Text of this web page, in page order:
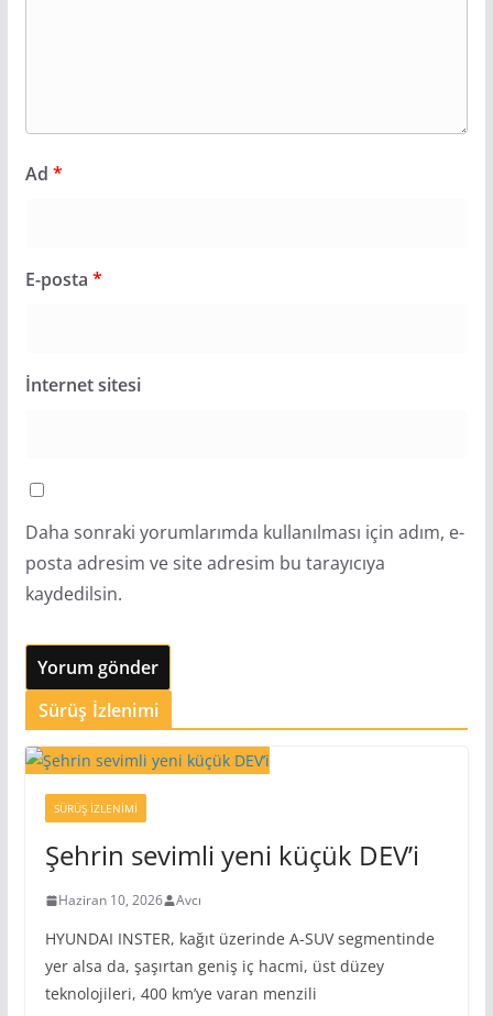
Ad *
E-posta *
İnternet sitesi
Daha sonraki yorumlarımda kullanılması için adım, e-
posta adresim ve site adresim bu tarayıcıya
kaydedilsin.
Sürüş İzlenimi
SÜRÜŞ İZLENIMI
Şehrin sevimli yeni küçük DEV’i
Haziran 10, 2026 Avcı
HYUNDAI INSTER, kağıt üzerinde A-SUV segmentinde
yer alsa da, şaşırtan geniş iç hacmi, üst düzey
teknolojileri, 400 km’ye varan menzili